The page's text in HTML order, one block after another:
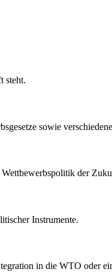
steht.
sowie
der
Instrumente.
in die WTO oder